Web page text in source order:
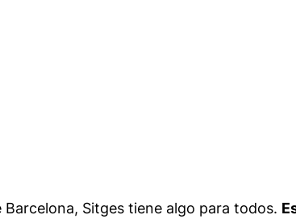
Sitges tiene algo para todos.